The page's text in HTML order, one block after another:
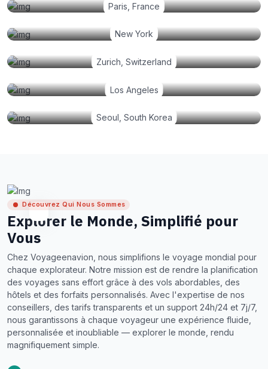
Paris, France
New York
Zurich, Switzerland
Los Angeles
Seoul, South Korea
Découvrez Qui Nous Sommes
Explorer le Monde, Simplifié pour
Vous
Chez Voyageenavion, nous simplifions le voyage mondial pour
chaque explorateur. Notre mission est de rendre la planification
des voyages sans effort grâce à des vols abordables, des
hôtels et des forfaits personnalisés. Avec l'expertise de nos
conseillers, des tarifs transparents et un support 24h/24 et 7j/7,
nous garantissons à chaque voyageur une expérience fluide,
personnalisée et inoubliable — explorer le monde, rendu
magnifiquement simple.